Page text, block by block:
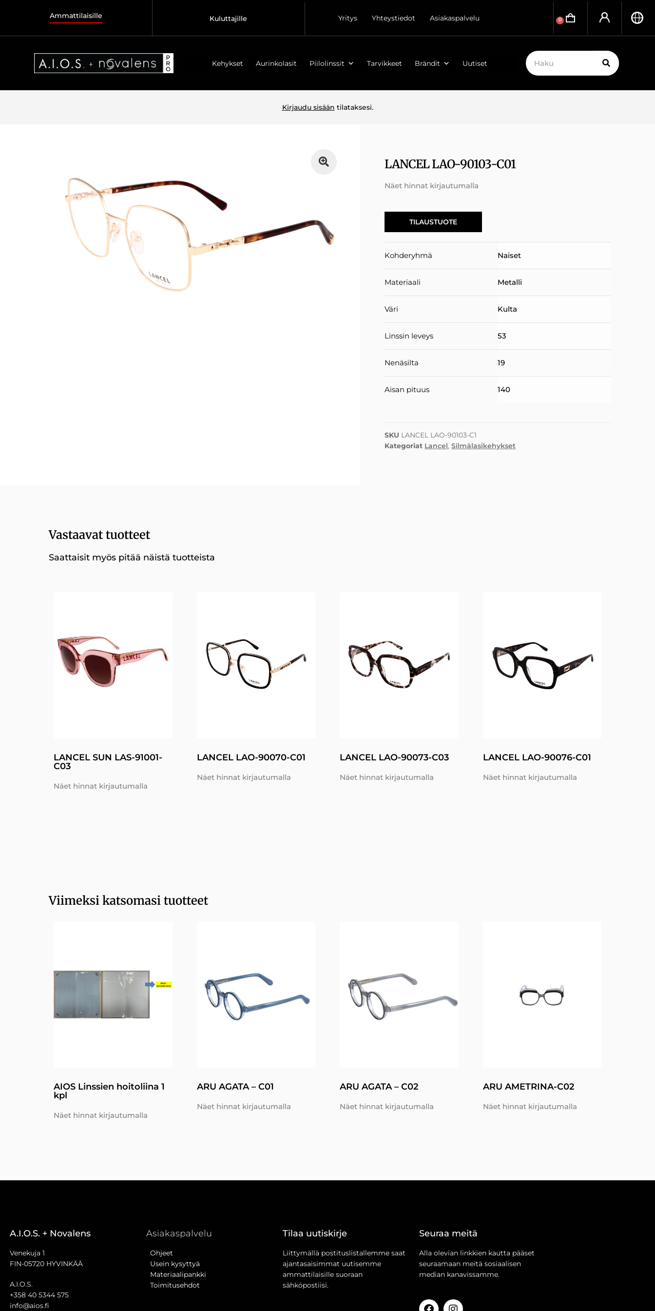
Ammattilaisille Kuluttajille Yritys Yhteystiedot Asiakaspalvelu 0
Kehykset Aurinkolasit Piilolinssit Tarvikkeet Brändit Uutiset
Kirjaudu sisään tilataksesi.
LANCEL LAO-90103-C01
Näet hinnat kirjautumalla
TILAUSTUOTE
Kohderyhmä Naiset
Materiaali Metalli
Väri Kulta
Linssin leveys 53
Nenäsilta 19
Aisan pituus 140
SKU LANCEL LAO-90103-C1
Kategoriat Lancel,Silmälasikehykset
Vastaavat tuotteet
Saattaisit myös pitää näistä tuotteista
LANCEL SUN LAS-91001-
C03
Näet hinnat kirjautumalla
LANCEL LAO-90070-C01
Näet hinnat kirjautumalla
LANCEL LAO-90073-C03
Näet hinnat kirjautumalla
LANCEL LAO-90076-C01
Näet hinnat kirjautumalla
Viimeksi katsomasi tuotteet
AIOS Linssien hoitoliina 1
kpl
Näet hinnat kirjautumalla
ARU AGATA – C01
Näet hinnat kirjautumalla
ARU AGATA – C02
Näet hinnat kirjautumalla
ARU AMETRINA-C02
Näet hinnat kirjautumalla
A.I.O.S. + Novalens
Venekuja 1
FIN-05720 HYVINKÄÄ
A.I.O.S.
+358 40 5344 575
info@aios.fi
Asiakaspalvelu
Ohjeet
Usein kysyttyä
Materiaalipankki
Toimitusehdot
Tilaa uutiskirje
Liittymällä postituslistallemme saat
ajantasaisimmat uutisemme
ammattilaisille suoraan
sähköpostiisi.
Seuraa meitä
Alla olevian linkkien kautta pääset
seuraamaan meitä sosiaalisen
median kanavissamme.